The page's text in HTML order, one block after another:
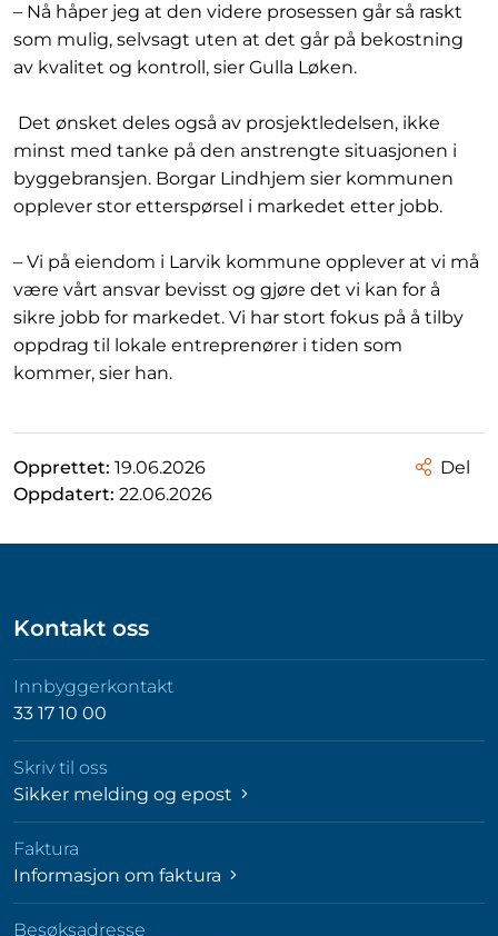
– Nå håper jeg at den videre prosessen går så raskt
som mulig, selvsagt uten at det går på bekostning
av kvalitet og kontroll, sier Gulla Løken.
Det ønsket deles også av prosjektledelsen, ikke
minst med tanke på den anstrengte situasjonen i
byggebransjen. Borgar Lindhjem sier kommunen
opplever stor etterspørsel i markedet etter jobb.
– Vi på eiendom i Larvik kommune opplever at vi må
være vårt ansvar bevisst og gjøre det vi kan for å
sikre jobb for markedet. Vi har stort fokus på å tilby
oppdrag til lokale entreprenører i tiden som
kommer, sier han.
Opprettet: 19.06.2026
Oppdatert: 22.06.2026
Del
Kontakt oss
Innbyggerkontakt
33 17 10 00
Skriv til oss
Sikker melding og epost
Faktura
Informasjon om faktura
Besøksadresse